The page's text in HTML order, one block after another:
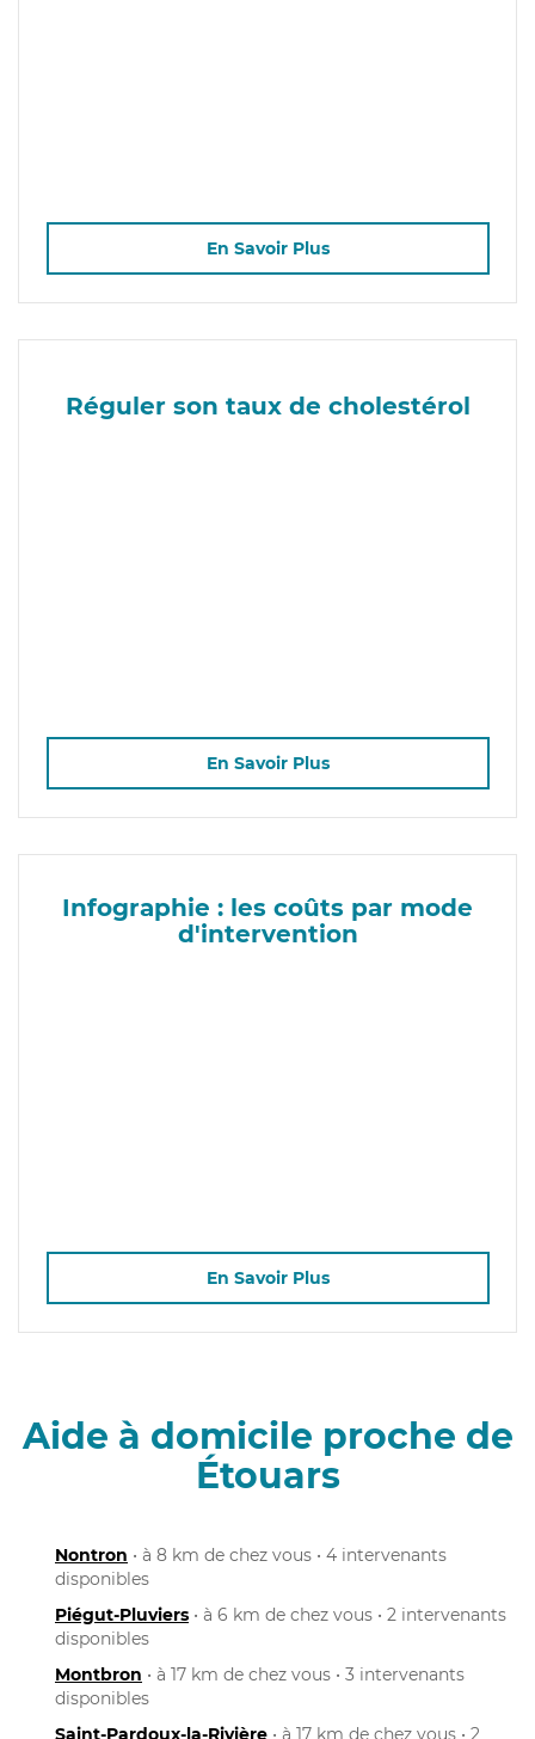
En Savoir Plus
Réguler son taux de cholestérol
En Savoir Plus
Infographie : les coûts par mode
d'intervention
En Savoir Plus
Aide à domicile proche de
Étouars
Nontron • à 8 km de chez vous • 4 intervenants
disponibles
Piégut-Pluviers • à 6 km de chez vous • 2 intervenants
disponibles
Montbron • à 17 km de chez vous • 3 intervenants
disponibles
Saint-Pardoux-la-Rivière • à 17 km de chez vous • 2